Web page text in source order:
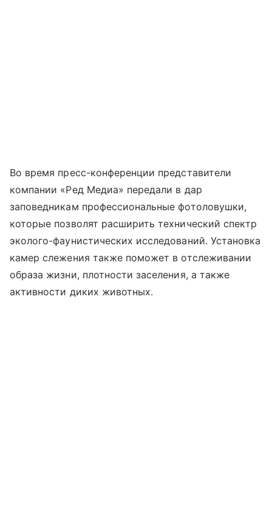
Во время пресс-конференции представители
компании «Ред Медиа» передали в дар
заповедникам профессиональные фотоловушки,
которые позволят расширить технический спектр
эколого-фаунистических исследований. Установка
камер слежения также поможет в отслеживании
образа жизни, плотности заселения, а также
активности диких животных.